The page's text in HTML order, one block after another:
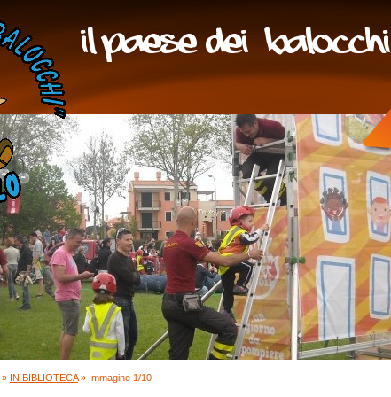
» IN BIBLIOTECA» Immagine 1/10